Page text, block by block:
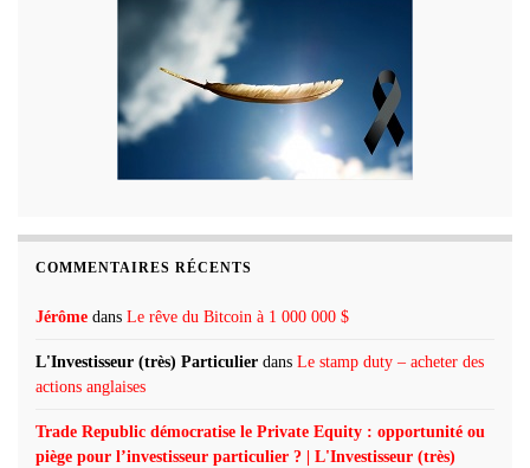
COMMENTAIRES RÉCENTS
Jérôme dans Le rêve du Bitcoin à 1 000 000 $
L'Investisseur (très) Particulier dans Le stamp duty – acheter des
actions anglaises
Trade Republic démocratise le Private Equity : opportunité ou
piège pour l’investisseur particulier ? | L'Investisseur (très)